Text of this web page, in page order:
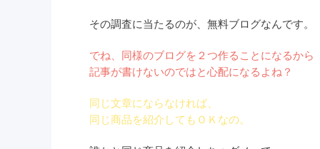
その調査に当たるのが、無料ブログなんです。
でね、同様のブログを２つ作ることになるから
記事が書けないのではと心配になるよね？
同じ文章にならなければ、
同じ商品を紹介してもＯＫなの。